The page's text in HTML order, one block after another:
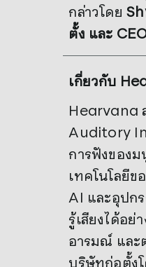
กล่าวโดย
ตั้ง และ
เกี่ยวกับ
Hearvana
Auditory
การฟังของ
เทคโนโลยี
AI และอุปก
รู้เสียงได้อย่
อารมณ์ และ
บริษัทก่อตั้ง